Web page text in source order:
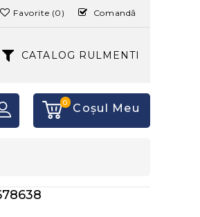
Favorite (0) Comandă
CATALOG RULMENTI
0 Coşul Meu